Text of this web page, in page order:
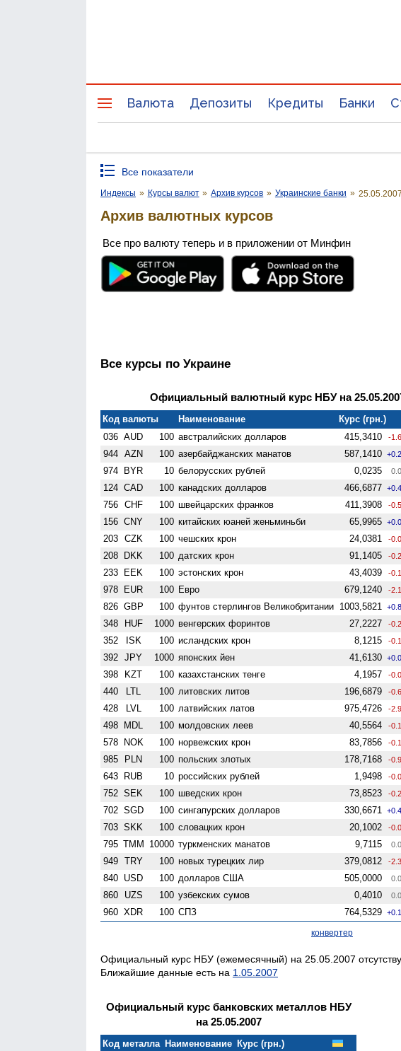
Валюта Депозиты Кредиты Банки
Все показатели
Индексы » Курсы валют » Архив курсов » Украинские банки » 25.05.2007
Архив валютных курсов
Все про валюту теперь и в приложении от Минфин
Все курсы по Украине
Официальный валютный курс НБУ на
Код валюты Наименование
Курс (грн.)
036 AUD 100 австралийских долларов 415,3410 -
944 AZN 100 азербайджанских манатов 587,1410
974 BYR 10 белорусских рублей 0,0235
124 CAD 100 канадских долларов 466,6877
756 CHF 100 швейцарских франков 411,3908 -
156 CNY 100 китайских юаней женьминьби 65,9965
203 CZK 100 чешских крон 24,0381 -
208 DKK 100 датских крон 91,1405 -
233 EEK 100 эстонских крон 43,4039 -
978 EUR 100 Евро 679,1240 -
826 GBP 100 фунтов стерлингов Велико­британии 1003,5821
348 HUF 1000 венгерских форинтов 27,2227 -
352 ISK 100 исландских крон 8,1215 -
392 JPY 1000 японских йен 41,6130
398 KZT 100 казахстанских тенге 4,1957 -
440 LTL 100 литовских литов 196,6879 -
428 LVL 100 латвийских латов 975,4726 -
498 MDL 100 молдовских леев 40,5564 -
578 NOK 100 норвежских крон 83,7856 -
985 PLN 100 польских злотых 178,7168 -
643 RUB 10 российских рублей 1,9498 -
752 SEK 100 шведских крон 73,8523 -
702 SGD 100 сингапурских долларов 330,6671
703 SKK 100 словацких крон 20,1002 -
795 TMM 10000 туркменских манатов 9,7115
949 TRY 100 новых турецких лир 379,0812 -
840 USD 100 долларов США 505,0000
860 UZS 100 узбекских сумов 0,4010
960 XDR 100 СПЗ 764,5329
конвертер
Официальный курс НБУ (ежемесячный) на 25.05.2007
Ближайшие данные есть на 1.05.2007
Официальный курс банковских металлов НБУ
на 25.05.2007
Код металла Наименование Курс (грн.)